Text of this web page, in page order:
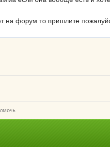
на форум то пришлите